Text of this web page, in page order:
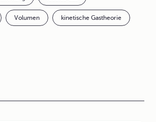
Volumen kinetische Gastheorie